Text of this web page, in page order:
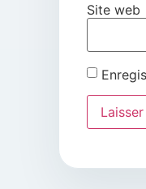
Site web